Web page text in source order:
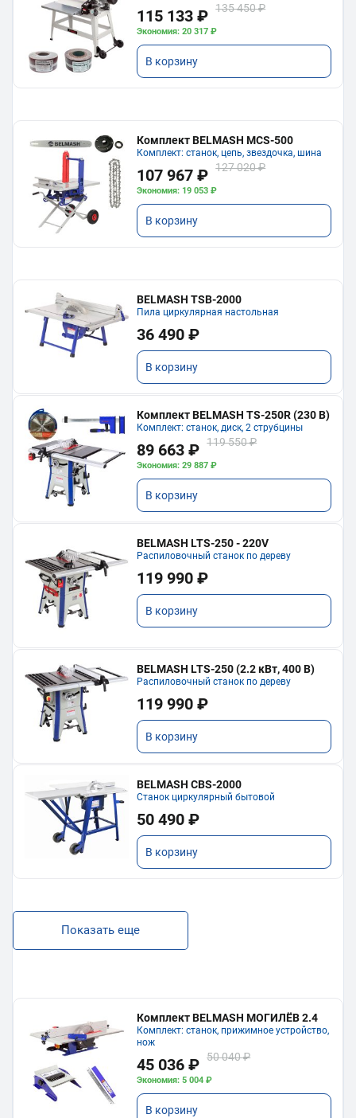
115 133 ₽ 135 450 ₽
Экономия: 20 317 ₽
В корзину
Комплект BELMASH MCS-500
Комплект: станок, цепь, звездочка, шина
107 967 ₽ 127 020 ₽
Экономия: 19 053 ₽
В корзину
BELMASH TSB-2000
Пила циркулярная настольная
36 490 ₽
В корзину
Комплект BELMASH TS-250R (230 В)
Комплект: станок, диск, 2 струбцины
89 663 ₽ 119 550 ₽
Экономия: 29 887 ₽
В корзину
BELMASH LTS-250 - 220V
Распиловочный станок по дереву
119 990 ₽
В корзину
BELMASH LTS-250 (2.2 кВт, 400 В)
Распиловочный станок по дереву
119 990 ₽
В корзину
BELMASH CBS-2000
Станок циркулярный бытовой
50 490 ₽
В корзину
Показать еще
Комплект BELMASH МОГИЛЁВ 2.4
Комплект: станок, прижимное устройство,
нож
45 036 ₽ 50 040 ₽
Экономия: 5 004 ₽
В корзину